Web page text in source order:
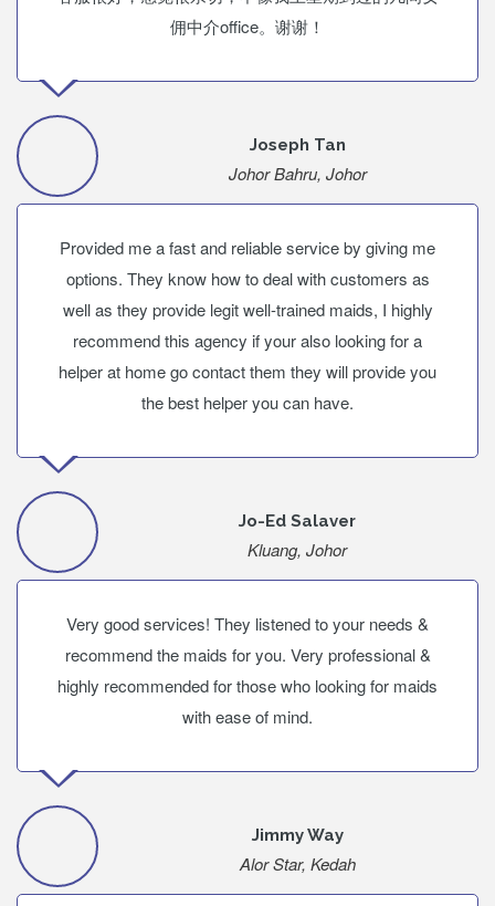
佣中介office。谢谢！
Joseph Tan
Johor Bahru, Johor
Provided me a fast and reliable service by giving me
options. They know how to deal with customers as
well as they provide legit well-trained maids, I highly
recommend this agency if your also looking for a
helper at home go contact them they will provide you
the best helper you can have.
Jo-Ed Salaver
Kluang, Johor
Very good services! They listened to your needs &
recommend the maids for you. Very professional &
highly recommended for those who looking for maids
with ease of mind.
Jimmy Way
Alor Star, Kedah